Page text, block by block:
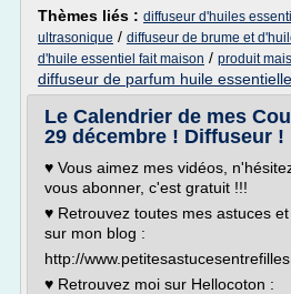
Thèmes liés : diffuseur d'huiles
ultrasonique / diffuseur de brume et
d'huile essentiel fait maison / produit
diffuseur de parfum huile essentielle
Le Calendrier de mes
29 décembre ! Diffuseur !
♥ Vous aimez mes vidéos,
vous abonner, c'est gratuit !!!
♥ Retrouvez toutes mes astuces
sur mon blog :
http://
♥ Retrouvez moi sur Hellocoton :